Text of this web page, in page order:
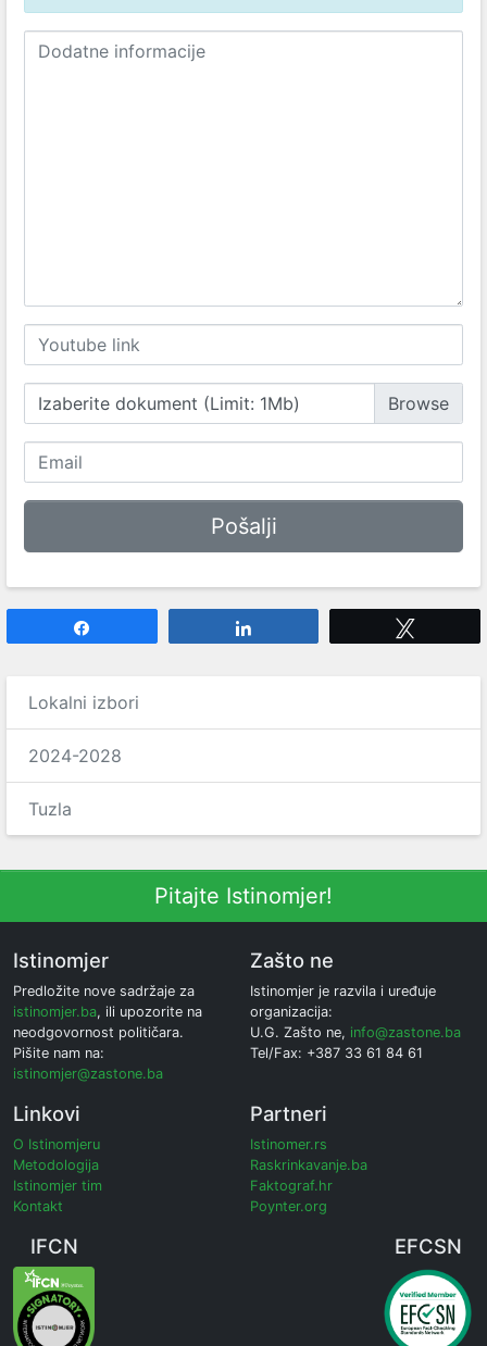
Izaberite dokument (Limit: 1Mb)
Lokalni izbori
2024-2028
Tuzla
Pitajte Istinomjer!
Istinomjer
Predložite nove sadržaje za
istinomjer.ba, ili upozorite na
neodgovornost političara.
Pišite nam na:
istinomjer@zastone.ba
Zašto ne
Istinomjer je razvila i uređuje
organizacija:
U.G. Zašto ne, info@zastone.ba
Tel/Fax: +387 33 61 84 61
Linkovi
O Istinomjeru
Metodologija
Istinomjer tim
Kontakt
Partneri
Istinomer.rs
Raskrinkavanje.ba
Faktograf.hr
Poynter.org
IFCN EFCSN